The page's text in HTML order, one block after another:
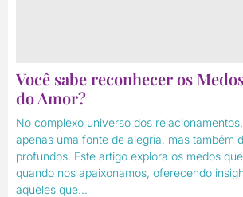
Você sabe reconhecer os
do Amor?
No complexo universo dos
apenas uma fonte de alegria, mas também
profundos. Este artigo explora os medos
quando nos apaixonamos, oferecendo
aqueles que...